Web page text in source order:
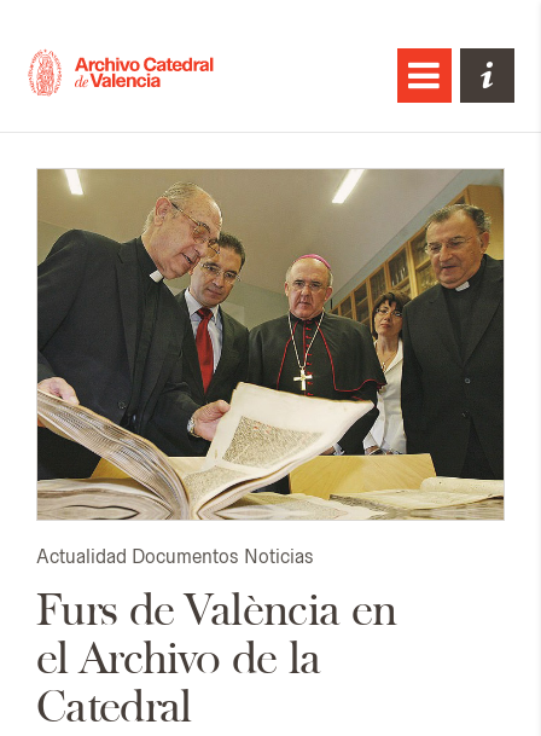
Actualidad Documentos Noticias
Furs de València en
el Archivo de la
Catedral